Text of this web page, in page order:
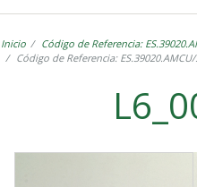
Inicio
Código de Referencia:
Código de Referencia: